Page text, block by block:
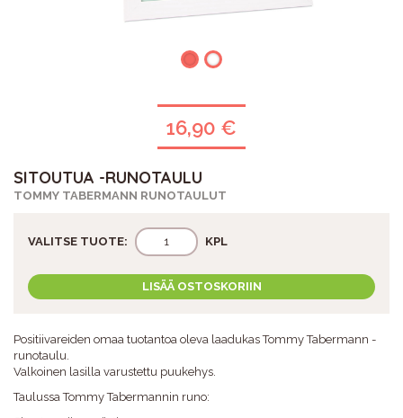
16,90 €
SITOUTUA -RUNOTAULU
TOMMY TABERMANN RUNOTAULUT
VALITSE TUOTE: KPL
LISÄÄ OSTOSKORIIN
Positiivareiden omaa tuotantoa oleva laadukas Tommy Tabermann -
runotaulu.
Valkoinen lasilla varustettu puukehys.
Taulussa Tommy Tabermannin runo: